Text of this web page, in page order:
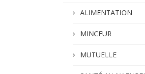
ALIMENTATION
MINCEUR
MUTUELLE